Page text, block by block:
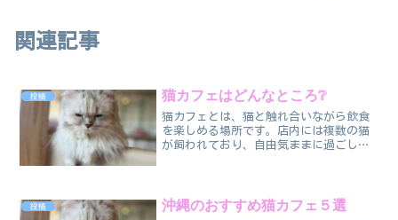
関連記事
投稿 猫カフェはどんなところ❔
猫カフェとは、猫と触れ合いながら飲食
を楽しめる場所です。店内には複数の猫
が飼われており、自由気ままに過ごして
クや軽食を提供する...
投稿 沖縄のおすすめ猫カフェ５選